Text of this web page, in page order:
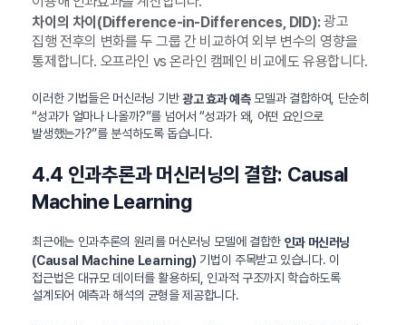
차이의 차이(Difference-in-Differences, DID):광고
집행 전후의 변화를 두 그룹 간 비교하여 외부 변수의 영향을
통제합니다. 오프라인 vs 온라인 캠페인 비교에도 유용합니다.
이러한 기법들은 머신러닝 기반광고 효과 예측모델과 결합하여, 단순히
“성과가 얼마나 나올까?”를 넘어서 “성과가 왜, 어떤 요인으로
발생했는가?”를 분석하도록 돕습니다.
4.4 인과추론과 머신러닝의 결합: Causal
Machine Learning
최근에는 인과추론의 원리를 머신러닝 모델에 결합한 인과 머신러닝
(Causal Machine Learning) 기법이 주목받고 있습니다. 이
접근법은 대규모 데이터를 활용하되, 인과적 구조까지 학습하도록
설계되어 예측과 해석의 균형을 제공합니다.